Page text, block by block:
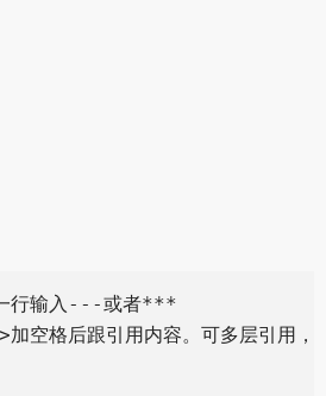
行输入---或者***
空格后跟引用内容。可多层引用，